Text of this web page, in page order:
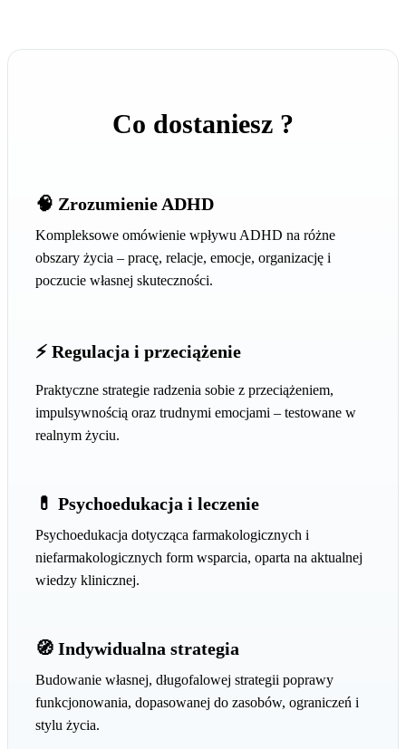
Co dostaniesz ?
🧠 Zrozumienie ADHD
Kompleksowe omówienie wpływu ADHD na różne
obszary życia – pracę, relacje, emocje, organizację i
poczucie własnej skuteczności.
⚡ Regulacja i przeciążenie
Praktyczne strategie radzenia sobie z przeciążeniem,
impulsywnością oraz trudnymi emocjami – testowane w
realnym życiu.
💊 Psychoedukacja i leczenie
Psychoedukacja dotycząca farmakologicznych i
niefarmakologicznych form wsparcia, oparta na aktualnej
wiedzy klinicznej.
🧭 Indywidualna strategia
Budowanie własnej, długofalowej strategii poprawy
funkcjonowania, dopasowanej do zasobów, ograniczeń i
stylu życia.